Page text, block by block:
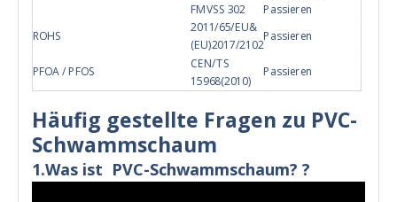
FMVSS 302
Passieren
ROHS
2011/65/EU&
(EU)2017/2102
Passieren
PFOA / PFOS
CEN/TS
15968(2010)
Passieren
Häufig gestellte Fragen zu PVC-
Schwammschaum
1.Was ist PVC-Schwammschaum? ?